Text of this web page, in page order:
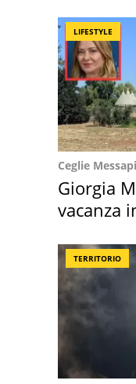
LIFESTYLE
Ceglie
Giorgia
vacanza
TERRITORIO